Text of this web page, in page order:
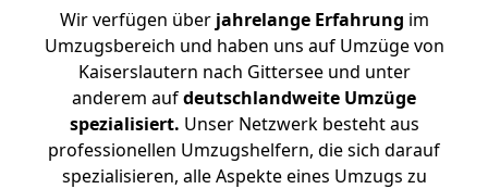
Wir verfügen überjahrelange Erfahrung im
Umzugsbereich und haben uns auf Umzüge von
Kaiserslautern nach Gittersee und unter
anderem aufdeutschlandweite Umzüge
spezialisiert. Unser Netzwerk besteht aus
professionellen Umzugshelfern, die sich darauf
spezialisieren, alle Aspekte eines Umzugs zu